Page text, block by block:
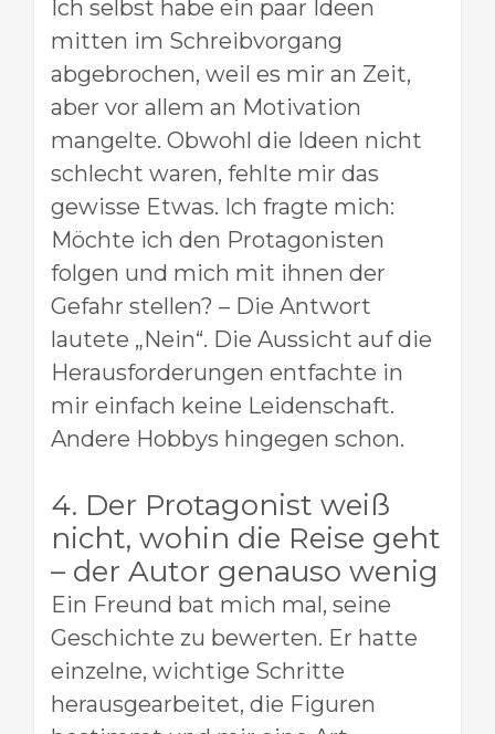
Ich selbst habe ein paar Ideen
mitten im Schreibvorgang
abgebrochen, weil es mir an Zeit,
aber vor allem an Motivation
mangelte. Obwohl die Ideen nicht
schlecht waren, fehlte mir das
gewisse Etwas. Ich fragte mich:
Möchte ich den Protagonisten
folgen und mich mit ihnen der
Gefahr stellen? – Die Antwort
lautete „Nein“. Die Aussicht auf die
Herausforderungen entfachte in
mir einfach keine Leidenschaft.
Andere Hobbys hingegen schon.
4. Der Protagonist weiß
nicht, wohin die Reise geht
– der Autor genauso wenig
Ein Freund bat mich mal, seine
Geschichte zu bewerten. Er hatte
einzelne, wichtige Schritte
herausgearbeitet, die Figuren